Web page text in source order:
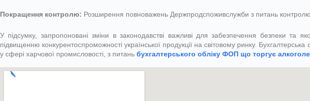
Покращення контролю: Розширення повноважень Держпродспоживслужби з питань
У підсумку, запропоновані зміни в законодавстві важливі для забезпечення безпеки та
підвищенню конкурентоспроможності української продукції на світовому ринку. Бухгалтерська
у сфері харчової промисловості, з питань бухгалтерського обліку ФОП що торгує